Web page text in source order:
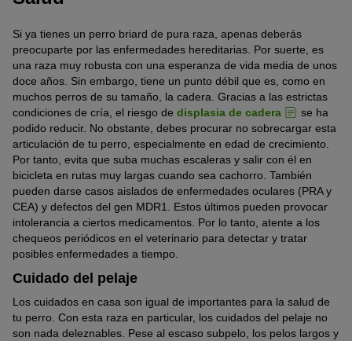
Si ya tienes un perro briard de pura raza, apenas deberás
preocuparte por las enfermedades hereditarias. Por suerte, es
una raza muy robusta con una esperanza de vida media de unos
doce años. Sin embargo, tiene un punto débil que es, como en
muchos perros de su tamaño, la cadera. Gracias a las estrictas
condiciones de cría, el riesgo de displasia de cadera
se ha
podido reducir. No obstante, debes procurar no sobrecargar esta
articulación de tu perro, especialmente en edad de crecimiento.
Por tanto, evita que suba muchas escaleras y salir con él en
bicicleta en rutas muy largas cuando sea cachorro. También
pueden darse casos aislados de enfermedades oculares (PRA y
CEA) y defectos del gen MDR1. Estos últimos pueden provocar
intolerancia a ciertos medicamentos. Por lo tanto, atente a los
chequeos periódicos en el veterinario para detectar y tratar
posibles enfermedades a tiempo.
Cuidado del pelaje
Los cuidados en casa son igual de importantes para la salud de
tu perro. Con esta raza en particular, los cuidados del pelaje no
son nada deleznables. Pese al escaso subpelo, los pelos largos y